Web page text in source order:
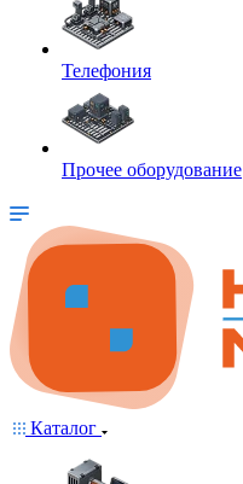
Телефония
Прочее оборудование
Каталог